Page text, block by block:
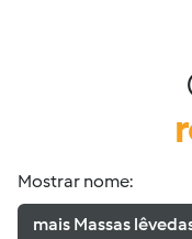
Mostrar nome:
mais Massas